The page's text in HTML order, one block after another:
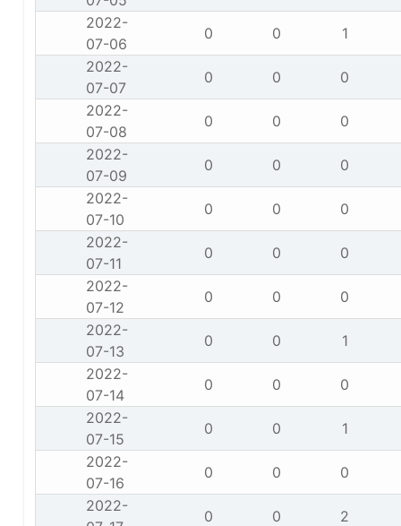
2022-
07-06
0 0
1
2022-
07-07
0 0
0
2022-
07-08
0 0
0
2022-
07-09
0 0
0
2022-
07-10
0 0
0
2022-
07-11
0 0
0
2022-
07-12
0 0
0
2022-
07-13
0 0
1
2022-
07-14
0 0
0
2022-
07-15
0 0
1
2022-
07-16
0 0
0
2022-
0 0
2